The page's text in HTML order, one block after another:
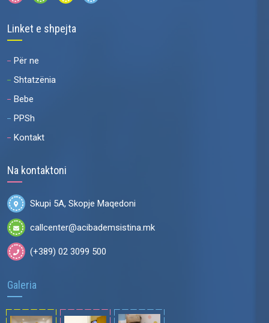
Linket e shpejta
Për ne
Shtatzënia
Bebe
PPSh
Kontakt
Na kontaktoni
Skupi 5A, Skopje Maqedoni
callcenter@acibademsistina.mk
(+389) 02 3099 500
Galeria